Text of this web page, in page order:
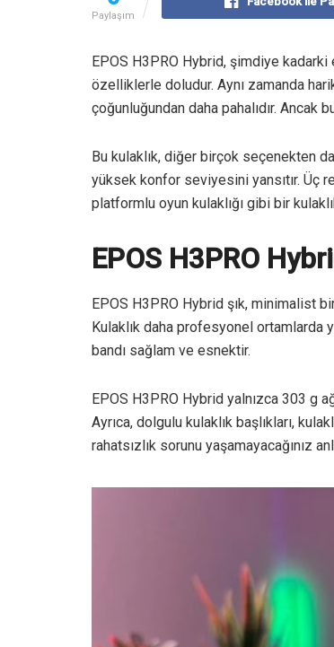
Paylaşım
EPOS H3PRO Hybrid, şimdiye
özelliklerle doludur. Aynı zamanda
çoğunluğundan daha pahalıdır. Ancak
Bu kulaklık, diğer birçok seçenekten
yüksek konfor seviyesini yansıtır. Üç
platformlu oyun kulaklığı gibi bir
EPOS H3PRO
EPOS H3PRO Hybrid şık, minimalist
Kulaklık daha profesyonel
bandı sağlam ve esnektir.
EPOS H3PRO Hybrid yalnızca 303 g
Ayrıca, dolgulu kulaklık başlıkları,
rahatsızlık sorunu yaşamayacağınız